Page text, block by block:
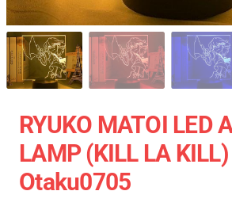
RYUKO MATOI LED
LAMP (KILL LA KILL)
Otaku0705